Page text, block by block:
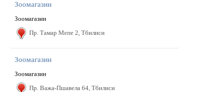
Зоомагазин
Зоомагазин
Пр. Тамар Мепе 2, Тбилиси
Зоомагазин
Зоомагазин
Пр. Важа-Пшавела 64, Тбилиси